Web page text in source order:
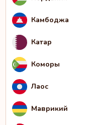
Камбоджа
Катар
Коморы
Лаос
Маврикий